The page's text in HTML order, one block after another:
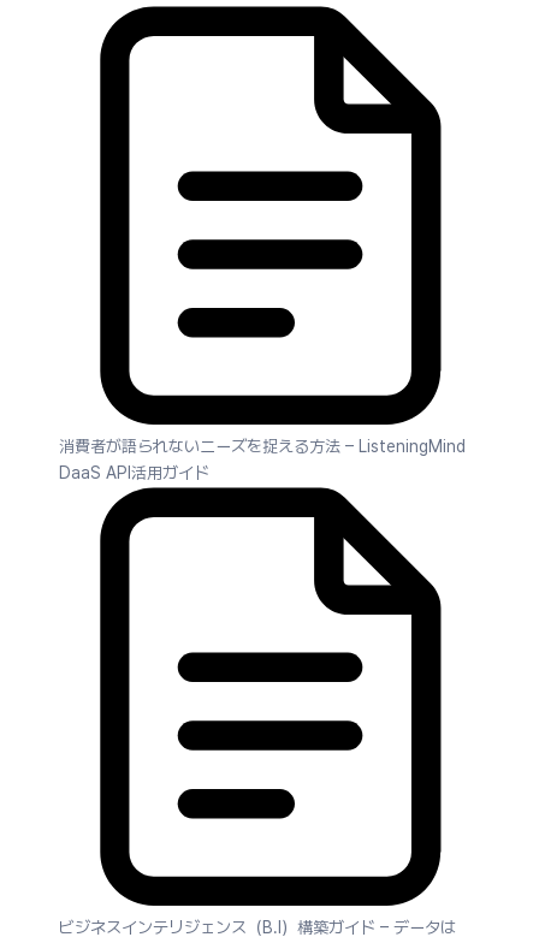
消費者が語られないニーズを捉える方法 – ListeningMind
DaaS API活用ガイド
ビジネスインテリジェンス（B.I）構築ガイド – データは